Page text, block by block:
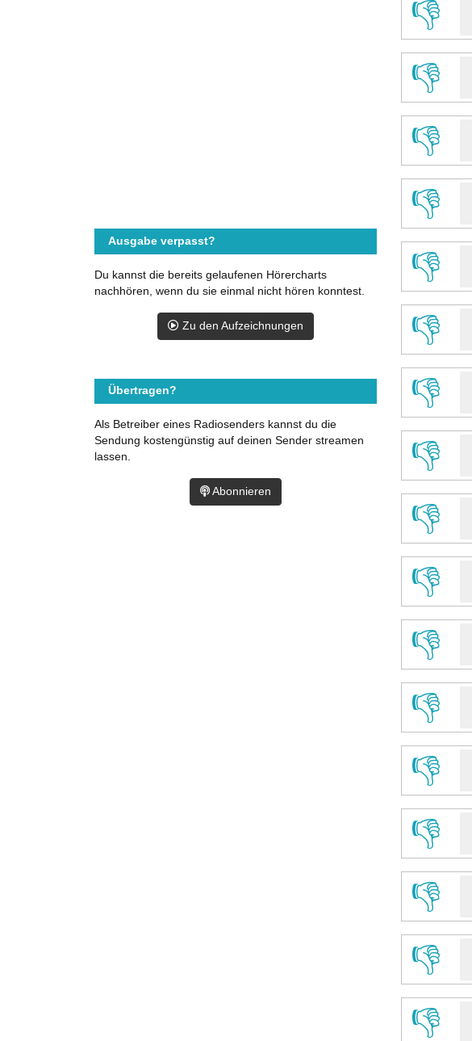
👎
👎
👎
👎
👎
👎
👎
👎
👎
👎
👎
👎
👎
👎
👎
👎
👎
Ausgabe verpasst?
Du kannst die bereits gelaufenen Hörercharts
nachhören, wenn du sie einmal nicht hören konntest.
Zu den Aufzeichnungen
Übertragen?
Als Betreiber eines Radiosenders kannst du die
Sendung kostengünstig auf deinen Sender streamen
lassen.
Abonnieren